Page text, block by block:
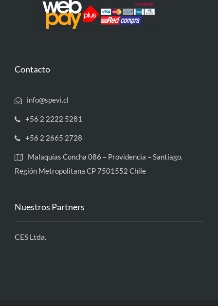
Contacto
info@spevi.cl
+56 2 2222 5281
+56 2 2665 2728
Malaquías Concha 086 – Providencia – Santiago.
Región Metropolitana CP 7501552 Chile
Nuestros Partners
CES Ltda.